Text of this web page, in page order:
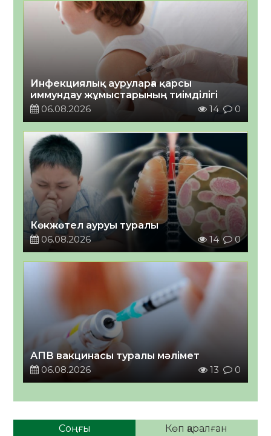
Инфекциялық ауруларға қарсы
иммундау жұмыстарының тиімділігі
06.08.2026
14 0
Көкжөтел ауруы туралы
06.08.2026
14 0
АПВ вакцинасы туралы мәлімет
06.08.2026
13 0
Соңғы Көп қаралған